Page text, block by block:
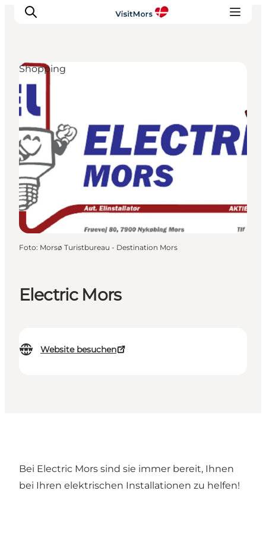
Aktivitäten
Erlebnisse
Infos über Mors
Unterkunft
Pauschalreisen / Urlaub
Planen Sie Ihre Reise
Electric Mors
Website besuchen
Shopping
Foto: Morsø Turistbureau - Destination Mors
Bei Electric Mors sind sie immer bereit, Ihnen
bei Ihren elektrischen Installationen zu helfen!